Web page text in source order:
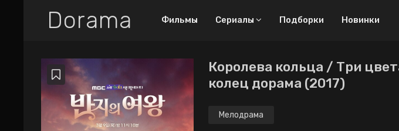
Dorama Фильмы Сериалы
Новинки
ТОП-100
Подборки Новинки
Королева кольца / Три
колец дорама (2017)
Мелодрама